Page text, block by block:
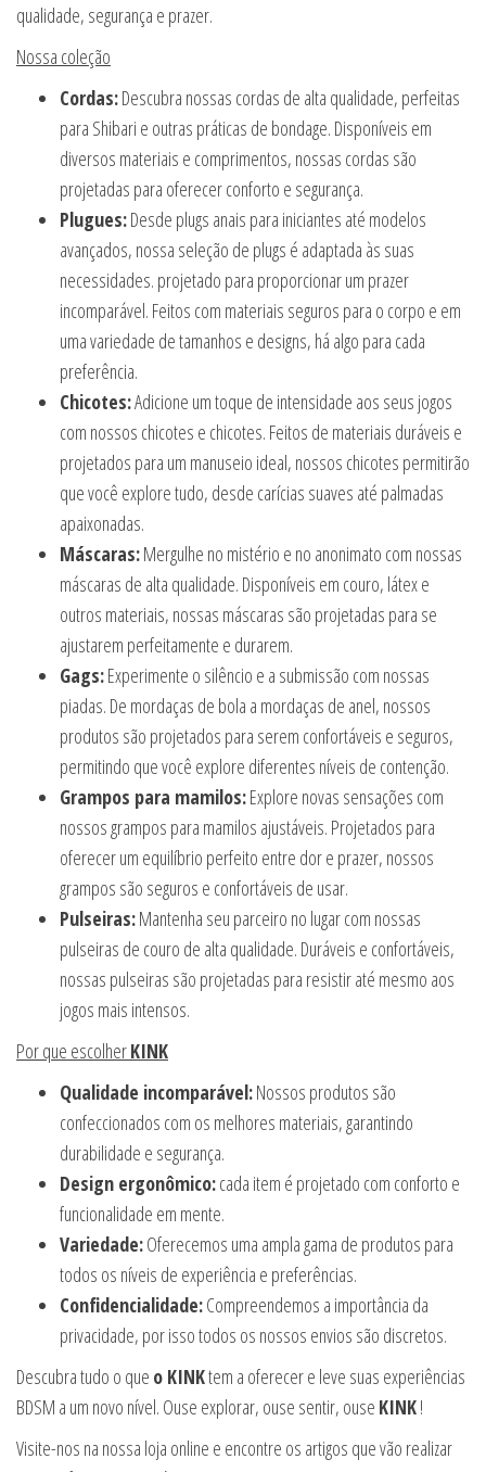
qualidade, segurança e prazer.
Nossa coleção
Cordas:Descubra nossas cordas de alta qualidade, perfeitas
para Shibari e outras práticas de bondage. Disponíveis em
diversos materiais e comprimentos, nossas cordas são
projetadas para oferecer conforto e segurança.
Plugues:Desde plugs anais para iniciantes até modelos
avançados, nossa seleção de plugs é adaptada às suas
necessidades. projetado para proporcionar um prazer
incomparável. Feitos com materiais seguros para o corpo e em
uma variedade de tamanhos e designs, há algo para cada
preferência.
Chicotes:Adicione um toque de intensidade aos seus jogos
com nossos chicotes e chicotes. Feitos de materiais duráveis e
projetados para um manuseio ideal, nossos chicotes permitirão
que você explore tudo, desde carícias suaves até palmadas
apaixonadas.
Máscaras:Mergulhe no mistério e no anonimato com nossas
máscaras de alta qualidade. Disponíveis em couro, látex e
outros materiais, nossas máscaras são projetadas para se
ajustarem perfeitamente e durarem.
Gags:Experimente o silêncio e a submissão com nossas
piadas. De mordaças de bola a mordaças de anel, nossos
produtos são projetados para serem confortáveis e seguros,
permitindo que você explore diferentes níveis de contenção.
Grampos para mamilos:Explore novas sensações com
nossos grampos para mamilos ajustáveis. Projetados para
oferecer um equilíbrio perfeito entre dor e prazer, nossos
grampos são seguros e confortáveis de usar.
Pulseiras:Mantenha seu parceiro no lugar com nossas
pulseiras de couro de alta qualidade. Duráveis e confortáveis,
nossas pulseiras são projetadas para resistir até mesmo aos
jogos mais intensos.
Por que escolherKINK
Qualidade incomparável:Nossos produtos são
confeccionados com os melhores materiais, garantindo
durabilidade e segurança.
Design ergonômico:cada item é projetado com conforto e
funcionalidade em mente.
Variedade:Oferecemos uma ampla gama de produtos para
todos os níveis de experiência e preferências.
Confidencialidade:Compreendemos a importância da
privacidade, por isso todos os nossos envios são discretos.
Descubra tudo o que o KINKtem a oferecer e leve suas experiências
BDSM a um novo nível. Ouse explorar, ouse sentir, ouse KINK!
Visite-nos na nossa loja online e encontre os artigos que vão realizar